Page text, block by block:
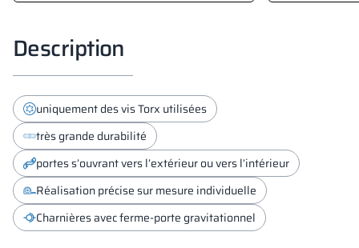
Description
uniquement des vis Torx utilisées
très grande durabilité
portes s’ouvrant vers l’extérieur ou vers l’intérieur
Réalisation précise sur mesure individuelle
Charnières avec ferme-porte gravitationnel